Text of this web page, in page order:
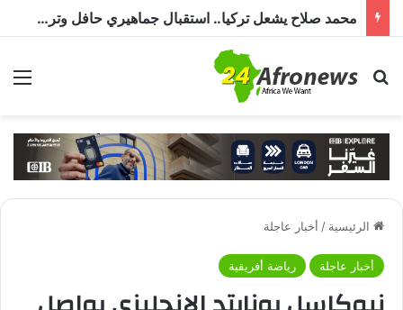
محمد صلاح يشعل تركيا.. استقبال جماهيري حافل وترحيب بـ”الملك المصري” قبل انضمامه إلى طرابزون سبور
بحث عن
الرئيسية / أخبار عاجلة
أخبار عاجلة رياضة أفريقية